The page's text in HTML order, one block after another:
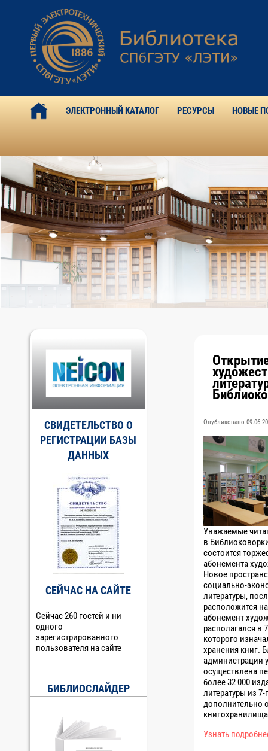
ЭЛЕКТРОННЫЙ КАТАЛОГ РЕСУРСЫ НОВЫЕ
СВИДЕТЕЛЬСТВО О
РЕГИСТРАЦИИ БАЗЫ
ДАННЫХ
СЕЙЧАС НА САЙТЕ
Сейчас 260 гостей и ни
одного
зарегистрированного
пользователя на сайте
БИБЛИОСЛАЙДЕР
Опубликовано
Уважаемые
в
состоится
абонемента
Новое
социально-
литературы,
расположится
абонемент
располагался в
которого
хранения книг.
администрации
осуществлена
более 32 000
литературы из
дополнительно
Узнать